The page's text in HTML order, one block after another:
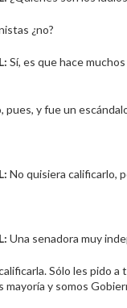
¿no?
: Sí, es que hace
pues, y fue un
: No quisiera calificarlo,
: Una senadora muy
Sólo les
y somos